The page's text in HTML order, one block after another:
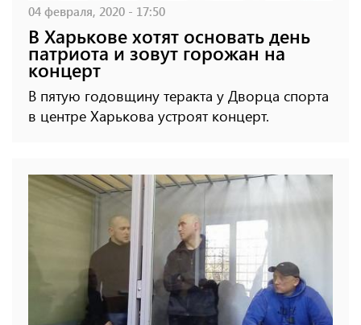
04 февраля, 2020 - 17:50
В Харькове хотят основать день
патриота и зовут горожан на
концерт
В пятую годовщину теракта у Дворца спорта
в центре Харькова устроят концерт.